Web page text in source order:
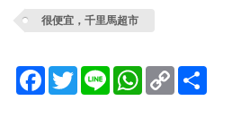
很便宜，千里馬超市
Facebook
TwitterLine WhatsApp
Copy
Link